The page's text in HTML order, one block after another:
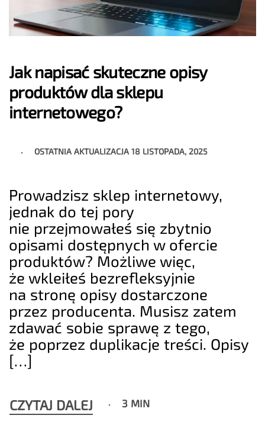
Jak napisać skuteczne opisy
produktów dla sklepu
internetowego?
OSTATNIA AKTUALIZACJA18 LISTOPADA, 2025
Prowadzisz sklep internetowy,
jednak do tej pory
nie przejmowałeś się zbytnio
opisami dostępnych w ofercie
produktów? Możliwe więc,
że wkleiłeś bezrefleksyjnie
na stronę opisy dostarczone
przez producenta. Musisz zatem
zdawać sobie sprawę z tego,
że poprzez duplikacje treści. Opisy
[…]
CZYTAJ DALEJ 3 MIN